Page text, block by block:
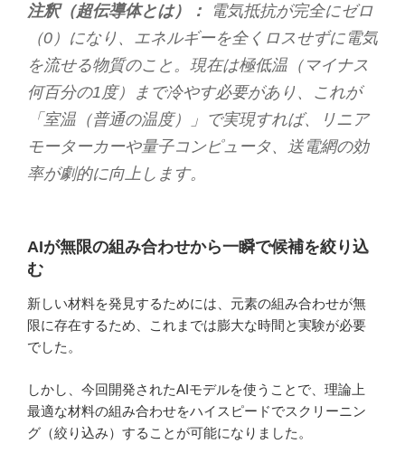
注釈（超伝導体とは）：
電気抵抗が完全にゼロ
（0）になり、エネルギーを全くロスせずに電気
を流せる物質のこと。現在は極低温（マイナス
何百分の1度）まで冷やす必要があり、これが
「室温（普通の温度）」で実現すれば、リニア
モーターカーや量子コンピュータ、送電網の効
率が劇的に向上します。
AIが無限の組み合わせから一瞬で候補を絞り込
む
新しい材料を発見するためには、元素の組み合わせが無
限に存在するため、これまでは膨大な時間と実験が必要
でした。
しかし、今回開発されたAIモデルを使うことで、理論上
最適な材料の組み合わせをハイスピードでスクリーニン
グ（絞り込み）することが可能になりました。